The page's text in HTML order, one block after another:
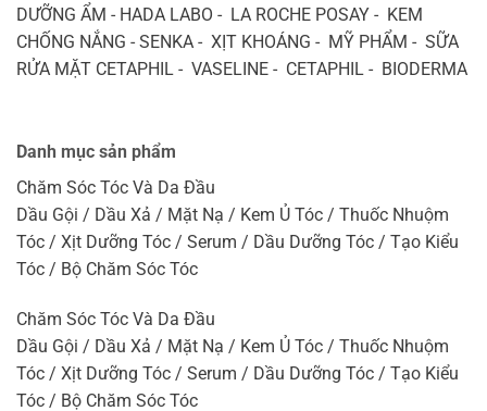
DƯỠNG ẨM - HADA LABO - LA ROCHE POSAY - KEM
CHỐNG NẮNG - SENKA - XỊT KHOÁNG - MỸ PHẨM - SỮA
RỬA MẶT CETAPHIL - VASELINE - CETAPHIL - BIODERMA
Danh mục sản phẩm
Chăm Sóc Tóc Và Da Đầu
Dầu Gội / Dầu Xả / Mặt Nạ / Kem Ủ Tóc / Thuốc Nhuộm
Tóc / Xịt Dưỡng Tóc / Serum / Dầu Dưỡng Tóc / Tạo Kiểu
Tóc / Bộ Chăm Sóc Tóc
Chăm Sóc Tóc Và Da Đầu
Dầu Gội / Dầu Xả / Mặt Nạ / Kem Ủ Tóc / Thuốc Nhuộm
Tóc / Xịt Dưỡng Tóc / Serum / Dầu Dưỡng Tóc / Tạo Kiểu
Tóc / Bộ Chăm Sóc Tóc